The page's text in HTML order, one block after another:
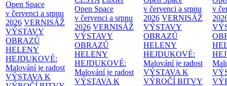
Open Space
v červenci a srpnu
2026 VERNISÁŽ
VÝSTAVY
OBRAZŮ
HELENY
HEJDUKOVÉ:
Malování je radost
VÝSTAVA K
Open Space
v červenci a srpnu
2026 VERNISÁŽ
VÝSTAVY
OBRAZŮ
HELENY
HEJDUKOVÉ:
Malování je radost
VÝSTAVA K
v červenci a srpnu
2026 VERNISÁŽ
VÝSTAVY
OBRAZŮ
HELENY
HEJDUKOVÉ:
Malování je radost
VÝSTAVA K
VÝROČÍ BITVY
v